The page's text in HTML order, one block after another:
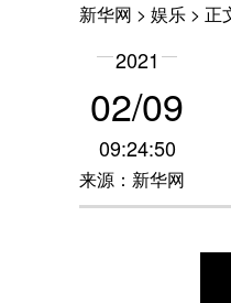
新华网 > 娱乐 > 正
2021
02/09
09:24:50
来源：新华网